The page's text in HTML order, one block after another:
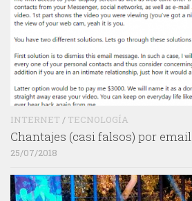
INTERNET / TECNOLOGÍA
Chantajes (casi falsos) por email
25/07/2018